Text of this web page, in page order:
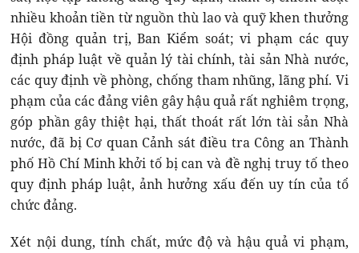
nhiều khoản tiền từ nguồn thù lao và quỹ khen thưởng
Hội đồng quản trị, Ban Kiểm soát; vi phạm các quy
định pháp luật về quản lý tài chính, tài sản Nhà nước,
các quy định về phòng, chống tham nhũng, lãng phí. Vi
phạm của các đảng viên gây hậu quả rất nghiêm trọng,
góp phần gây thiệt hại, thất thoát rất lớn tài sản Nhà
nước, đã bị Cơ quan Cảnh sát điều tra Công an Thành
phố Hồ Chí Minh khởi tố bị can và đề nghị truy tố theo
quy định pháp luật, ảnh hưởng xấu đến uy tín của tổ
chức đảng.
Xét nội dung, tính chất, mức độ và hậu quả vi phạm,